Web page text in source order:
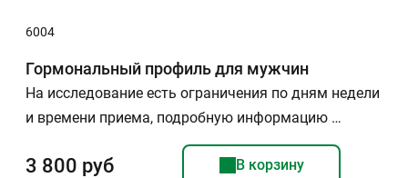
6004
Гормональный профиль для мужчин
На исследование есть ограничения по дням недели
и времени приема, подробную информацию …
3 800 руб В корзину